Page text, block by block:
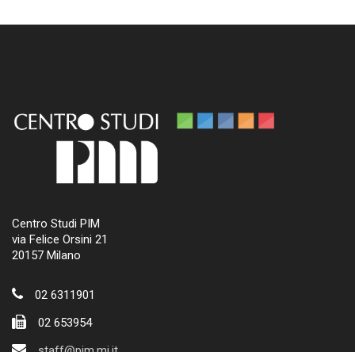
Centro Studi PIM
via Felice Orsini 21
20157 Milano
02 6311901
02 653954